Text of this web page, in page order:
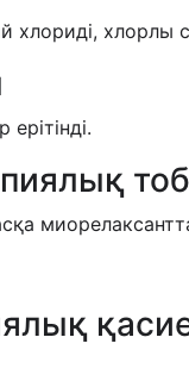
хлориді, хлорлы